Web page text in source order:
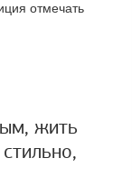
отмечать
жить